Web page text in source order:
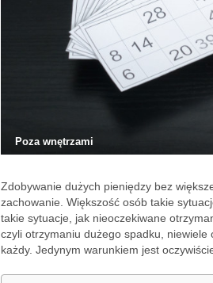
Poza wnętrzami
Zdobywanie dużych pieniędzy bez
zachowanie. Większość osób takie
takie sytuacje, jak nieoczekiwane
czyli otrzymaniu dużego spadku, niewiele
każdy. Jedynym warunkiem jest